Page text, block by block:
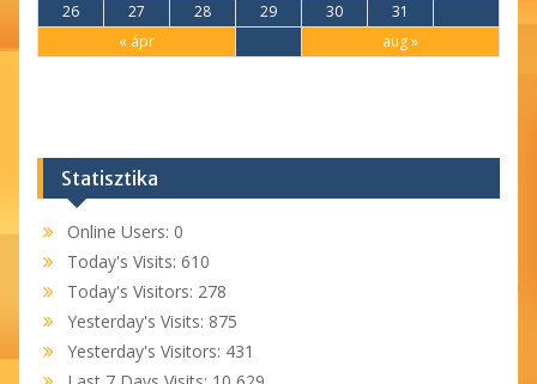
« ápr aug »
26
27 28 29 30 31
Statisztika
Online Users: 0
Today's Visits: 610
Today's Visitors: 278
Yesterday's Visits: 875
Yesterday's Visitors: 431